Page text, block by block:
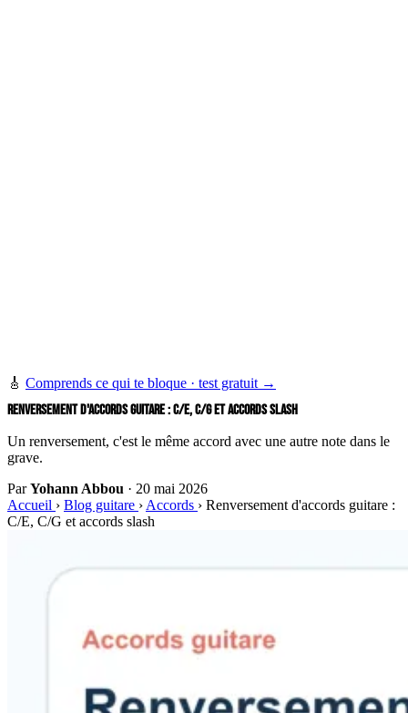
🎸 Comprends ce qui te bloque · test gratuit →
RENVERSEMENT D'ACCORDS GUITARE : C/E, C/G ET ACCORDS SLASH
Un renversement, c'est le même accord avec une autre note dans le
grave.
ParYohann Abbou · 20 mai 2026
Accueil › Blog guitare › Accords › Renversement d'accords guitare :
C/E, C/G et accords slash